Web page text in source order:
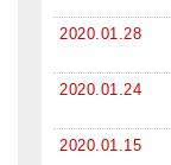
2020.01.28
2020.01.24
2020.01.15